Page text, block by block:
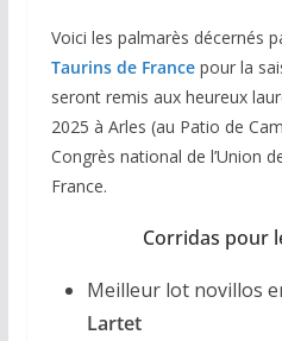
Voici les palmarès décernés
Taurins de Francepour la
seront remis aux heureux
2025 à Arles (au Patio de
Congrès national de l’Union
France.
Corridas pour
Meilleur lot novillos
Lartet